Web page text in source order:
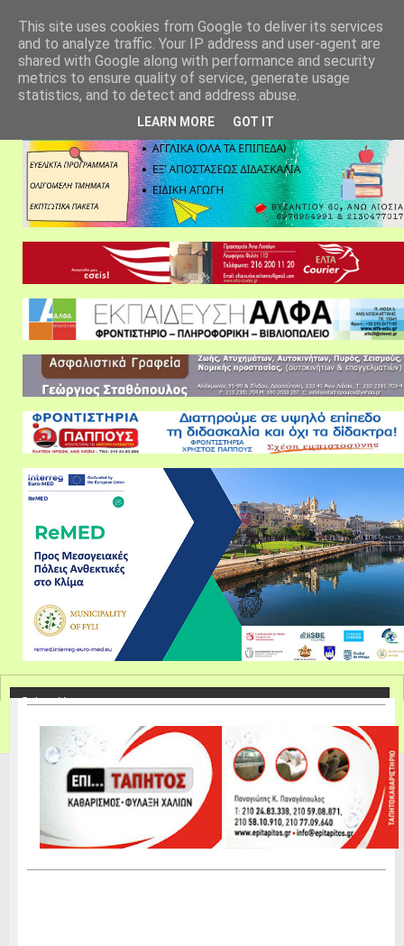
This site uses cookies from Google to deliver its services
and to analyze traffic. Your IP address and user-agent are
shared with Google along with performance and security
metrics to ensure quality of service, generate usage
statistics, and to detect and address abuse.
LEARN MORE GOT IT